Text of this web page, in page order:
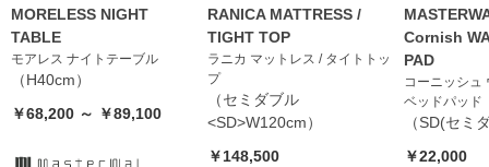
MORELESS NIGHT
TABLE
モアレス ナイトテーブル
（H40cm）
￥68,200 ～ ￥89,100
RANICA MATTRESS /
TIGHT TOP
ラニカ マットレス / タイトトッ
プ
（セミダブル
<SD>W120cm）
￥148,500
Cornish
PAD
コーニッシュ
ベッドパッド
（SD(セミ
￥22,000